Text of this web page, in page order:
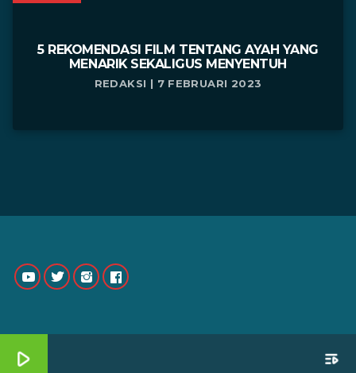
5 REKOMENDASI FILM TENTANG AYAH YANG
MENARIK SEKALIGUS MENYENTUH
REDAKSI | 7 FEBRUARI 2023
play_arrow playlist_play